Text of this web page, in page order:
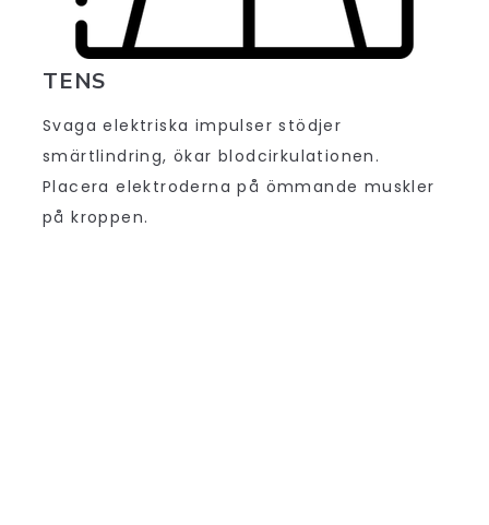
TENS
Svaga elektriska impulser stödjer
smärtlindring, ökar blodcirkulationen.
Placera elektroderna på ömmande muskler
på kroppen.